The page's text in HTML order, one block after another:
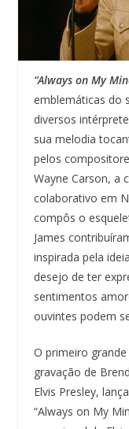
“Always on My
emblemáticas do
diversos
sua melodia
pelos
Wayne Carson, a
colaborativo em
compôs o
James
inspirada pela
desejo de ter
sentimentos
ouvintes podem
O primeiro
gravação de
Elvis Presley,
“Always on My